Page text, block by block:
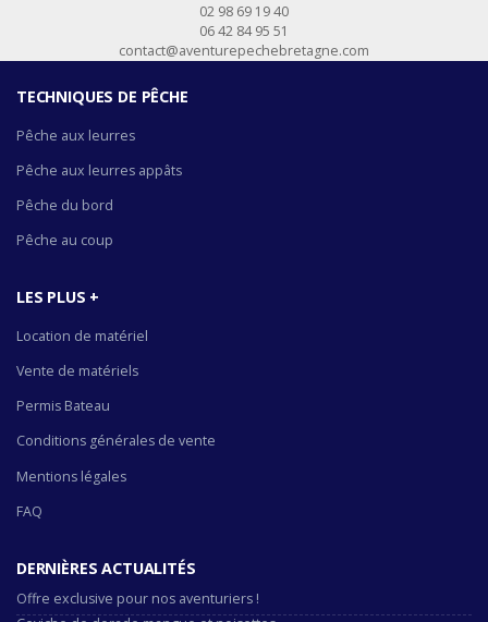
02 98 69 19 40
06 42 84 95 51
contact@aventurepechebretagne.com
TECHNIQUES DE PÊCHE
Pêche aux leurres
Pêche aux leurres appâts
Pêche du bord
Pêche au coup
LES PLUS +
Location de matériel
Vente de matériels
Permis Bateau
Conditions générales de vente
Mentions légales
FAQ
DERNIÈRES ACTUALITÉS
Offre exclusive pour nos aventuriers !